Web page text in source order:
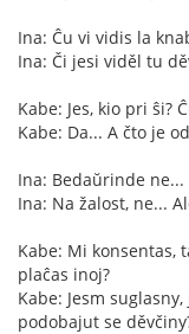
Ina: Ĉu vi vidis la
Ina: Či jesi viděl tu
Kabe: Jes, kio pri ŝi?
Kabe: Da... A čto je
Ina: Bedaŭrinde ne...
Ina: Na žalost, ne...
Kabe: Mi konsentas,
plaĉas inoj?
Kabe: Jesm
podobajut se